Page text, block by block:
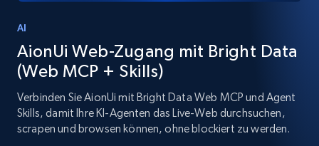
AI
AionUi Web-Zugang mit Bright Data
(Web MCP + Skills)
Verbinden Sie AionUi mit Bright Data Web MCP und Agent
Skills, damit Ihre KI-Agenten das Live-Web durchsuchen,
scrapen und browsen können, ohne blockiert zu werden.